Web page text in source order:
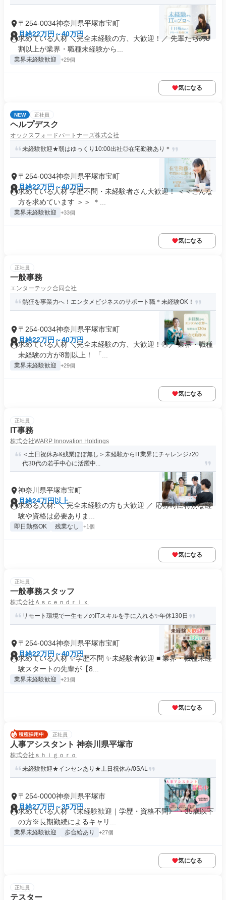
〒254-0034神奈川県平塚市宝町
月給22万円～40万円
求めている人材 ＼完全未経験の方、大歓迎！／ 先輩たちの8
割以上が業界・職種未経験から...
業界未経験歓迎 +29個
気になる
NEW 正社員
ヘルプデスク
オックスフォードパートナーズ株式会社
未経験歓迎★朝はゆっくり10:00出社◎在宅勤務あり＊
〒254-0034神奈川県平塚市宝町
月給22万円～40万円
求めている人材 学歴不問・未経験者さん大歓迎！ ＜＜こんな
方を求めています ＞＞ ＊...
業界未経験歓迎 +33個
気になる
正社員
一般事務
エンターテック合同会社
熱狂を事業力へ！エンタメビジネスのサポート職＊未経験OK！
〒254-0034神奈川県平塚市宝町
月給22万円～40万円
求めている人材 ＼完全未経験の方、大歓迎！◎／ 業界・職種
未経験の方が8割以上！ 「...
業界未経験歓迎 +29個
気になる
正社員
IT事務
株式会社WARP Innovation Holdings
＜土日祝休み&残業ほぼ無し＞未経験からIT業界にチャレンジ♪20
代30代の若手中心に活躍中...
神奈川県平塚市宝町
月給24万円以上
求める人材: ＼ 完全未経験の方も大歓迎 ／ 応募時に特別な経
験や資格は必要ありま...
即日勤務OK 残業なし +1個
気になる
正社員
一般事務スタッフ
株式会社Ａｓｃｅｎｄｒｉｘ
リモート環境で一生モノのITスキルを手に入れる✨年休130日
〒254-0034神奈川県平塚市宝町
月給22万円～40万円
求めている人材 ✨学歴不問 ✨未経験者歓迎 ■ 業界・職種未経
験スタートの先輩が【8...
業界未経験歓迎 +21個
気になる
正社員
人事アシスタント 神奈川県平塚市
株式会社ｓｈｉｇｏｒｏ
未経験歓迎★インセンあり★土日祝休み/0SAL
〒254-0000神奈川県平塚市
月給27万円～35万円
求めている人材 《未経験歓迎｜学歴・資格不問》 ・35歳以下
の方※長期勤続によるキャリ...
業界未経験歓迎 歩合給あり +27個
気になる
正社員
テスター